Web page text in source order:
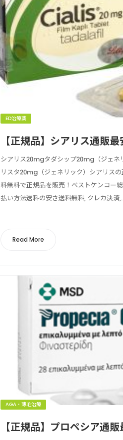
ED治療薬
【正規品】シアリス通販
シアリス20mgタダシップ20mg（ジェ
リスタ20mg（ジェネリック）シアリス
料無料で正規品を販売！ベストケンコー
払い方法送料の安さ送料無料, クレカ決済
Read More
AGA・薄毛治療
【正規品】プロペシア通